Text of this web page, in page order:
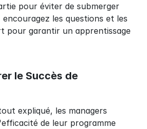
pour éviter de submerger
les questions et les
pour garantir un apprentissage
le Succès de
expliqué, les managers
de leur programme